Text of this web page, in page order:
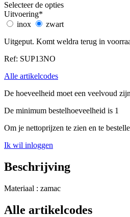
Selecteer de opties
Uitvoering*
inox
zwart
Uitgeput. Komt weldra terug in
Ref: SUP13NO
Alle artikelcodes
De hoeveelheid moet een veelvoud
De minimum bestelhoeveelheid is 1
Om je nettoprijzen te zien en te
Ik wil inloggen
Beschrijving
Materiaal : zamac
Alle artikelcodes